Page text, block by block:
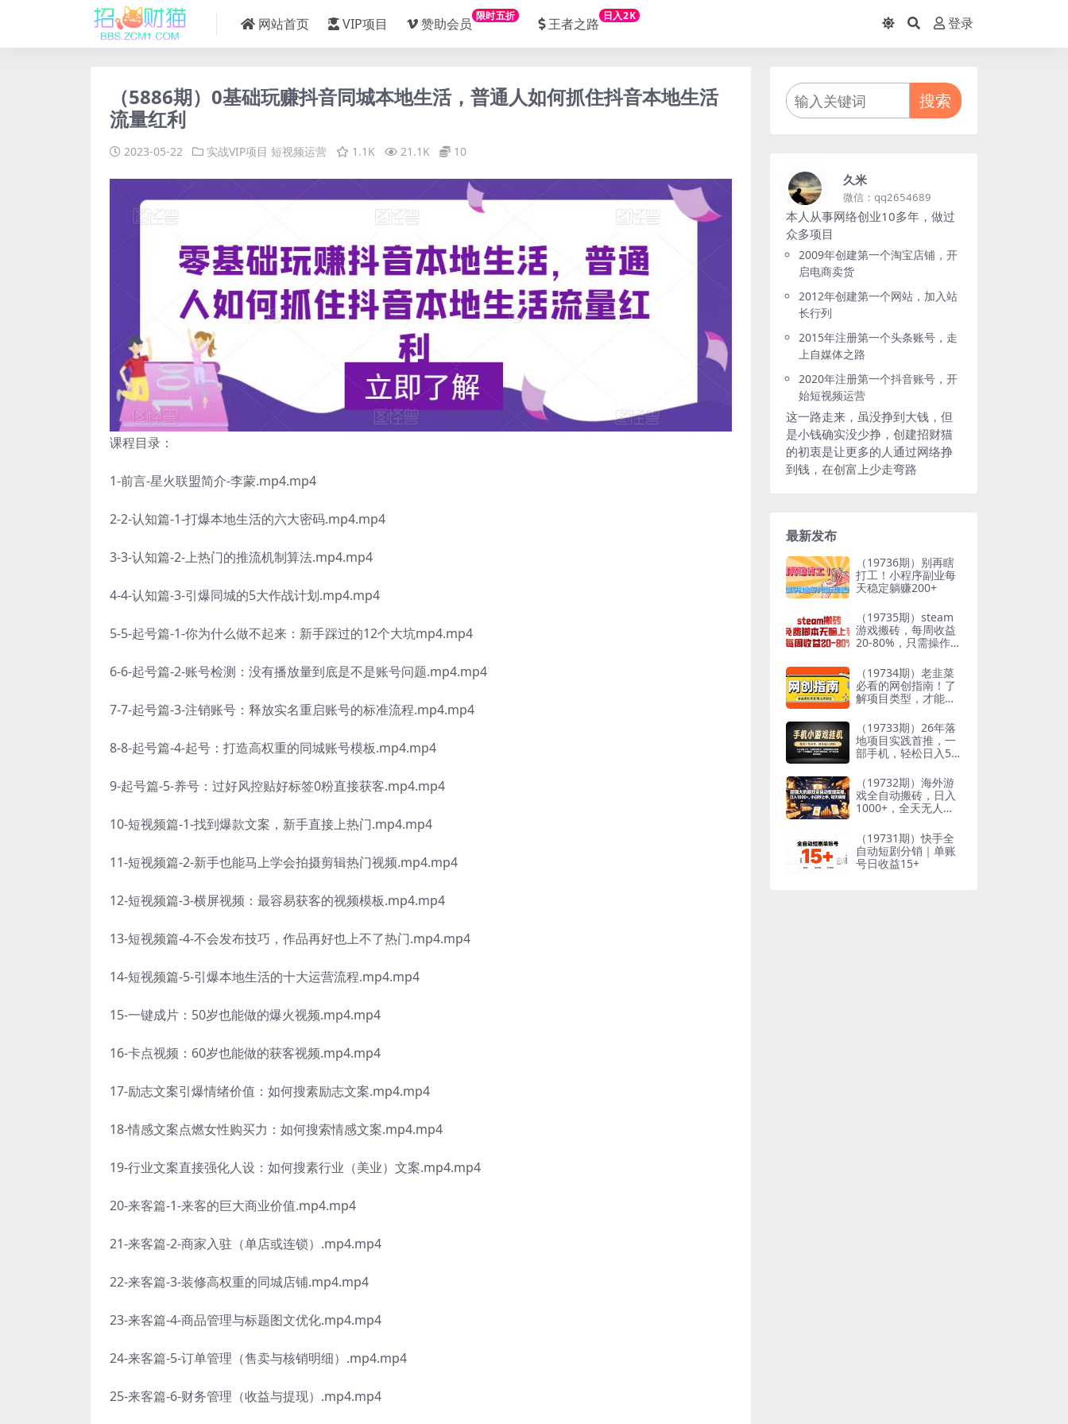
网站首页 VIP项目 赞助会员 限时五折 王者之路 日入2K
登录
（5886期）0基础玩赚抖音同城本地生活，普通人如何抓住抖音本地生活
流量红利
2023-05-22 实战VIP项目 短视频运营 1.1K 21.1K 10
课程目录：
1-前言-星火联盟简介-李蒙.mp4.mp4
2-2-认知篇-1-打爆本地生活的六大密码.mp4.mp4
3-3-认知篇-2-上热门的推流机制算法.mp4.mp4
4-4-认知篇-3-引爆同城的5大作战计划.mp4.mp4
5-5-起号篇-1-你为什么做不起来：新手踩过的12个大坑mp4.mp4
6-6-起号篇-2-账号检测：没有播放量到底是不是账号问题.mp4.mp4
7-7-起号篇-3-注销账号：释放实名重启账号的标准流程.mp4.mp4
8-8-起号篇-4-起号：打造高权重的同城账号模板.mp4.mp4
9-起号篇-5-养号：过好风控贴好标签0粉直接获客.mp4.mp4
10-短视频篇-1-找到爆款文案，新手直接上热门.mp4.mp4
11-短视频篇-2-新手也能马上学会拍摄剪辑热门视频.mp4.mp4
12-短视频篇-3-横屏视频：最容易获客的视频模板.mp4.mp4
13-短视频篇-4-不会发布技巧，作品再好也上不了热门.mp4.mp4
14-短视频篇-5-引爆本地生活的十大运营流程.mp4.mp4
15-一键成片：50岁也能做的爆火视频.mp4.mp4
16-卡点视频：60岁也能做的获客视频.mp4.mp4
17-励志文案引爆情绪价值：如何搜素励志文案.mp4.mp4
18-情感文案点燃女性购买力：如何搜索情感文案.mp4.mp4
19-行业文案直接强化人设：如何搜素行业（美业）文案.mp4.mp4
20-来客篇-1-来客的巨大商业价值.mp4.mp4
21-来客篇-2-商家入驻（单店或连锁）.mp4.mp4
22-来客篇-3-装修高权重的同城店铺.mp4.mp4
23-来客篇-4-商品管理与标题图文优化.mp4.mp4
24-来客篇-5-订单管理（售卖与核销明细）.mp4.mp4
25-来客篇-6-财务管理（收益与提现）.mp4.mp4
搜索
久米
微信：qq2654689
本人从事网络创业10多年，做过
众多项目
2009年创建第一个淘宝店铺，开
启电商卖货
2012年创建第一个网站，加入站
长行列
2015年注册第一个头条账号，走
上自媒体之路
2020年注册第一个抖音账号，开
始短视频运营
这一路走来，虽没挣到大钱，但
是小钱确实没少挣，创建招财猫
的初衷是让更多的人通过网络挣
到钱，在创富上少走弯路
最新发布
（19736期）别再瞎
打工！小程序副业每
天稳定躺赚200+
（19735期）steam
游戏搬砖，每周收益
20-80%，只需操作1-
过万，零风险长期做
（19734期）老韭菜
必看的网创指南！了
解项目类型，才能找
到想要的结果
（19733期）26年落
地项目实践首推，一
部手机，轻松日入50
（19732期）海外游
戏全自动搬砖，日入
1000+，全天无人值
（19731期）快手全
自动短剧分销｜单账
号日收益15+